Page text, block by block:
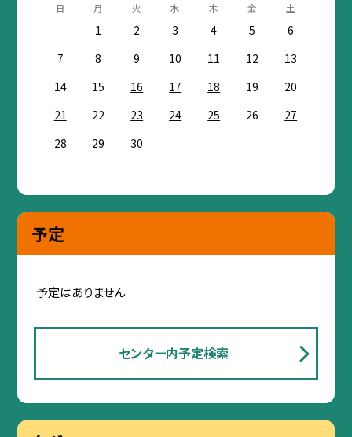
日 月 火 水 木 金 土
1 2 3 4 5
6
7
8 9 10 11 12
13
14
15 16 17 18 19
20
21
22 23 24 25 26
27
28
29 30
予定
予定はありません
センター内予定検索